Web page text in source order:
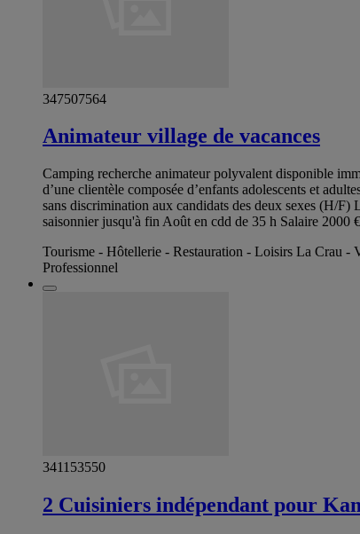
347507564
Animateur village de vacances
Camping recherche animateur polyvalent disponible
d’une clientèle composée d’enfants adolescents et
sans discrimination aux candidats des deux sexes (H/
saisonnier jusqu'à fin Août en cdd de 35 h Salaire 2000
Tourisme - Hôtellerie - Restauration - Loisirs La Crau -
Professionnel
341153550
2 Cuisiniers indépendant pour